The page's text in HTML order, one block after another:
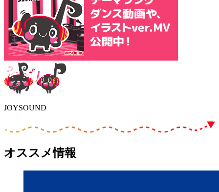
JOYSOUND
オススメ情報